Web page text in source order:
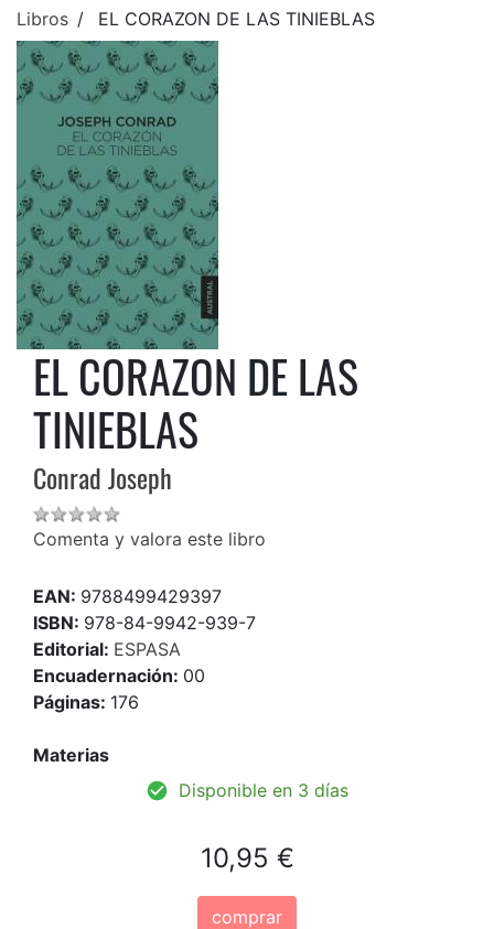
Libros EL CORAZON DE LAS TINIEBLAS
EL CORAZON DE LAS
TINIEBLAS
Conrad Joseph
Comenta y valora este libro
EAN: 9788499429397
ISBN: 978-84-9942-939-7
Editorial: ESPASA
Encuadernación: 00
Páginas: 176
Materias
Disponible en 3 días
10,95 €
comprar